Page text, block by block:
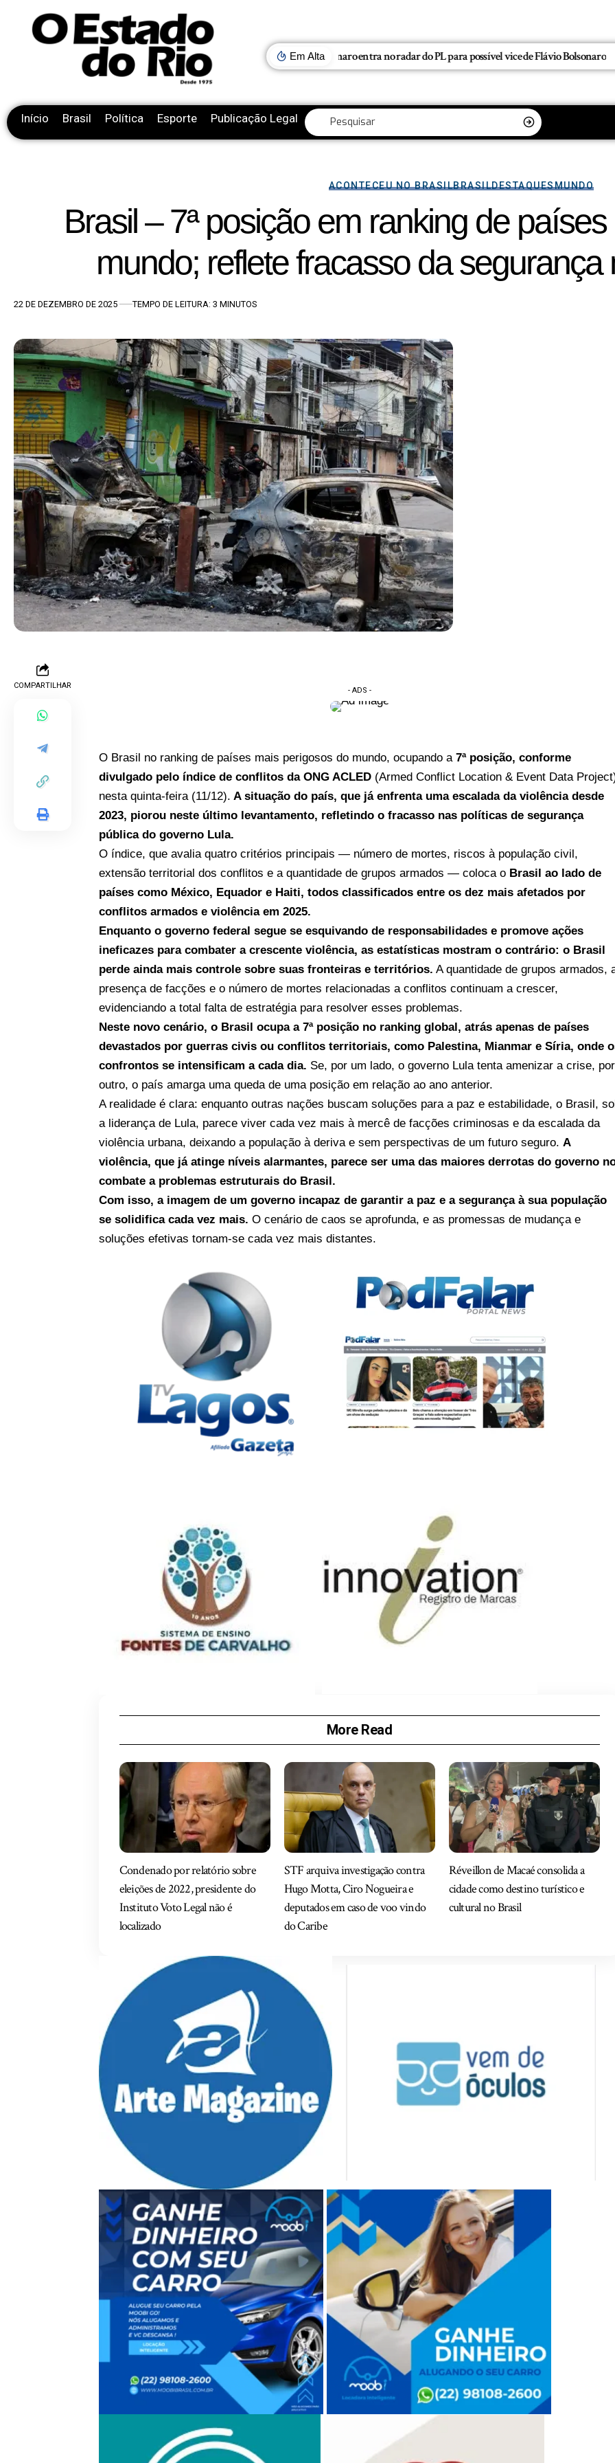
Em Alta Entre a Comoção e o Marketing Político: O Limite da Exploração
Início Brasil Política Esporte Publicação Legal
ACONTECEU NO BRASILBRASILDESTAQUESMUNDO
Brasil – 7ª posição em ranking de
mundo; reflete fracasso da
22 DE DEZEMBRO DE 2025 TEMPO DE LEITURA: 3 MINUTOS
COMPARTILHAR
- ADS -
O Brasil no ranking de países mais perigosos do mundo, ocupando a 7ª posição, conforme
divulgado pelo índice de conflitos da ONG ACLED(Armed Conflict Location & Event Data
nesta quinta-feira (11/12). A situação do país, que já enfrenta uma escalada da violência desde
2023, piorou neste último levantamento, refletindo o fracasso nas políticas de segurança
pública do governo Lula.
O índice, que avalia quatro critérios principais — número de mortes, riscos à população civil,
extensão territorial dos conflitos e a quantidade de grupos armados — coloca o Brasil ao lado de
países como México, Equador e Haiti, todos classificados entre os dez mais afetados por
conflitos armados e violência em 2025.
Enquanto o governo federal segue se esquivando de responsabilidades e promove ações
ineficazes para combater a crescente violência, as estatísticas mostram o contrário: o Brasil
perde ainda mais controle sobre suas fronteiras e territórios. A quantidade de grupos armados,
presença de facções e o número de mortes relacionadas a conflitos continuam a crescer,
evidenciando a total falta de estratégia para resolver esses problemas.
Neste novo cenário, o Brasil ocupa a 7ª posição no ranking global, atrás apenas de países
devastados por guerras civis ou conflitos territoriais, como Palestina, Mianmar e Síria, onde
confrontos se intensificam a cada dia. Se, por um lado, o governo Lula tenta amenizar a crise, por
outro, o país amarga uma queda de uma posição em relação ao ano anterior.
A realidade é clara: enquanto outras nações buscam soluções para a paz e estabilidade, o Brasil,
a liderança de Lula, parece viver cada vez mais à mercê de facções criminosas e da escalada da
violência urbana, deixando a população à deriva e sem perspectivas de um futuro seguro. A
violência, que já atinge níveis alarmantes, parece ser uma das maiores derrotas do governo
combate a problemas estruturais do Brasil.
Com isso, a imagem de um governo incapaz de garantir a paz e a segurança à sua população
se solidifica cada vez mais. O cenário de caos se aprofunda, e as promessas de mudança e
soluções efetivas tornam-se cada vez mais distantes.
More Read
Condenado por relatório sobre
eleições de 2022, presidente do
Instituto Voto Legal não é
localizado
STF arquiva investigação contra
Hugo Motta, Ciro Nogueira e
deputados em caso de voo vindo
do Caribe
Réveillon de Macaé consolida a
cidade como destino turístico e
cultural no Brasil